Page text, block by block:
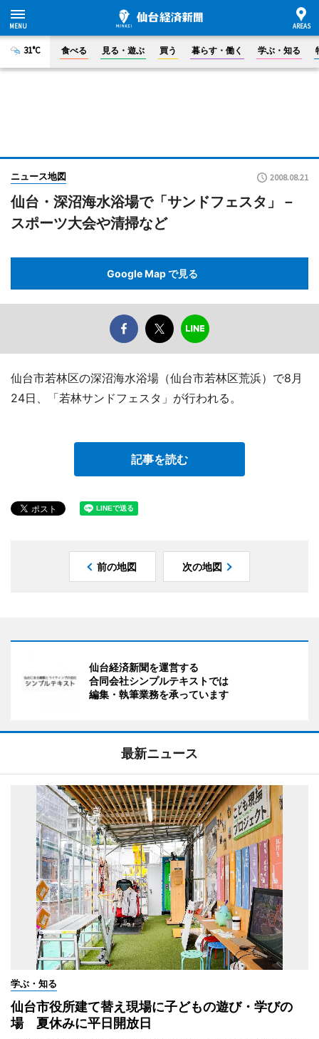
31°C 食べる 見る・遊ぶ 買う 暮らす・働く 学ぶ・知る
ニュース地図 2008.08.21
仙台・深沼海水浴場で「サンドフェスタ」－
スポーツ大会や清掃など
Google Map で見る
仙台市若林区の深沼海水浴場（仙台市若林区荒浜）で8月
24日、「若林サンドフェスタ」が行われる。
記事を読む
前の地図 次の地図
仙台経済新聞を運営する
合同会社シンプルテキストでは
編集・執筆業務を承っています
最新ニュース
学ぶ・知る
仙台市役所建て替え現場に子どもの遊び・学びの
場 夏休みに平日開放日